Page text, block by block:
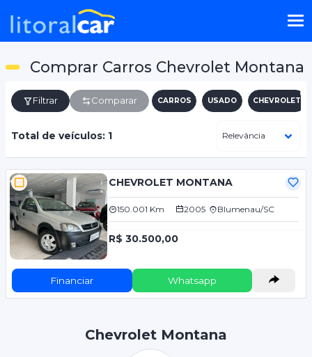
Comprar Carros Chevrolet Montana
Filtrar Comparar CARROS USADO CHEVROLET
Total de veículos: 1
CHEVROLET MONTANA
150.001 Km 2005 Blumenau/SC
R$ 30.500,00
Financiar Whatsapp
Chevrolet Montana